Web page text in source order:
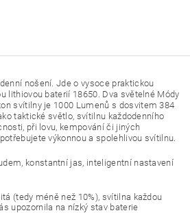
nošení. Jde o vysoce praktickou
lithiovou baterií 18650. Dva světelné Módy
svítilny je 1000 Lumenů s dosvitem 384
taktické světlo, svítilnu každodenního
při lovu, kempování či jiných
výkonnou a spolehlivou svítilnu.
konstantní jas, inteligentní nastavení
(tedy méně než 10%), svítilna každou
upozornila na nízký stav baterie